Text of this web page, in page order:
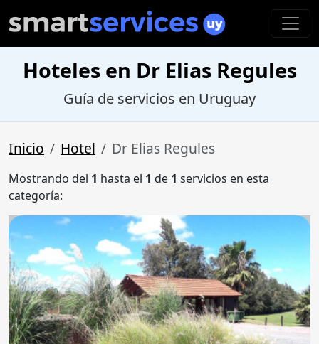
Hoteles en Dr Elias Regules
Guía de servicios en Uruguay
Inicio Hotel Dr Elias Regules
Mostrando del 1 hasta el 1 de 1 servicios en esta
categoría: